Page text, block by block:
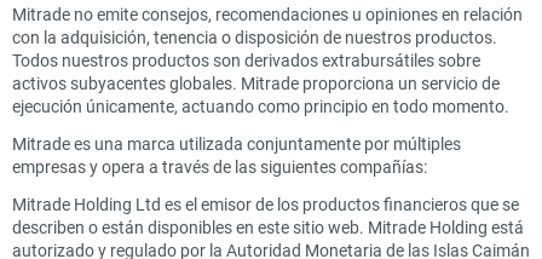
Mitrade no emite consejos, recomendaciones u opiniones en relación
con la adquisición, tenencia o disposición de nuestros productos.
Todos nuestros productos son derivados extrabursátiles sobre
activos subyacentes globales. Mitrade proporciona un servicio de
ejecución únicamente, actuando como principio en todo momento.
Mitrade es una marca utilizada conjuntamente por múltiples
empresas y opera a través de las siguientes compañías:
Mitrade Holding Ltd es el emisor de los productos financieros que se
describen o están disponibles en este sitio web. Mitrade Holding está
autorizado y regulado por la Autoridad Monetaria de las Islas Caimán